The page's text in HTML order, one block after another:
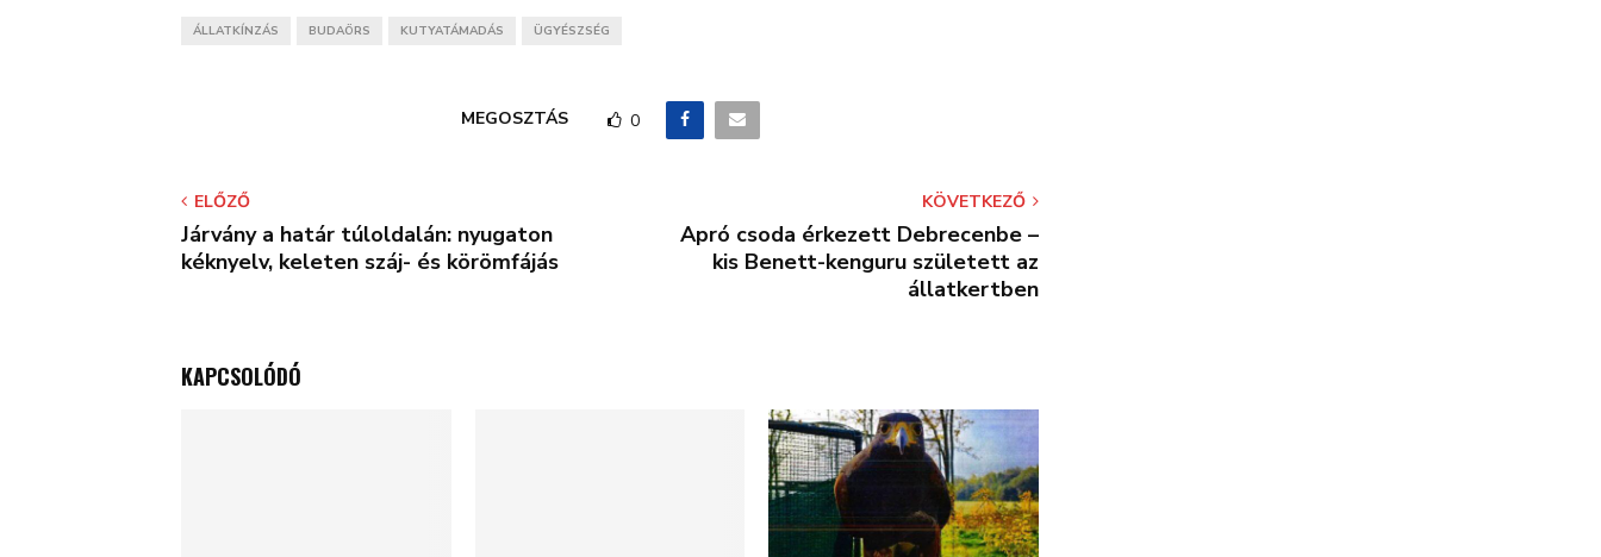
ÁLLATKÍNZÁS BUDAÖRS KUTYATÁMADÁS ÜGYÉSZSÉG
MEGOSZTÁS 0
ELŐZŐ
Járvány a határ túloldalán: nyugaton
kéknyelv, keleten száj- és körömfájás
KÖVETKEZŐ
Apró csoda érkezett Debrecenbe –
kis Benett-kenguru született az
állatkertben
KAPCSOLÓDÓ